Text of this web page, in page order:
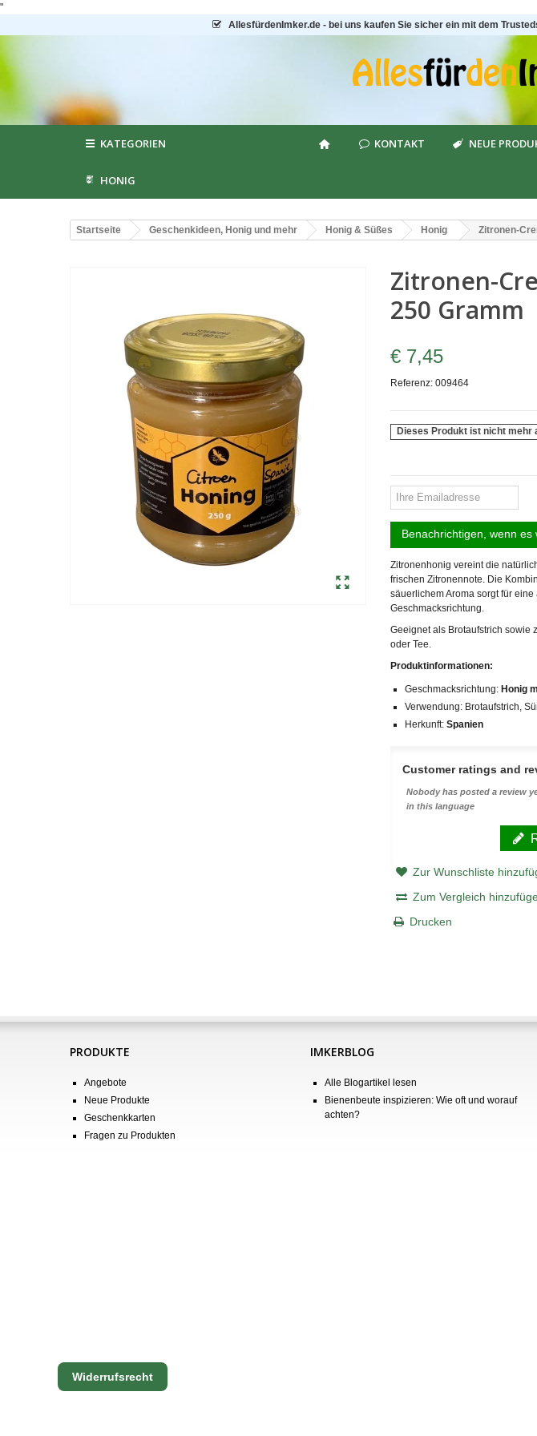
"
AllesfürdenImker.de - bei uns kaufen Sie sicher ein mit dem
KATEGORIEN KONTAKT NEUE
HONIG
Startseite Geschenkideen, Honig und mehr Honig & Süßes Honig Zitronen-
Zitronen-
250 Gramm
€ 7,45
Referenz: 009464
Dieses Produkt ist nicht mehr
Benachrichtigen, wenn es
Zitronenhonig vereint die
frischen Zitronennote. Die
säuerlichem Aroma sorgt für
Geschmacksrichtung.
Geeignet als Brotaufstrich sowie
oder Tee.
Produktinformationen:
Geschmacksrichtung: Honig
Verwendung: Brotaufstrich,
Herkunft: Spanien
Customer ratings and
Nobody has posted a review
in this language
Zur Wunschliste
Zum Vergleich
Drucken
PRODUKTE
Angebote
Neue Produkte
Geschenkkarten
Fragen zu Produkten
IMKERBLOG
Alle Blogartikel lesen
Bienenbeute inspizieren: Wie oft und worauf
achten?
Widerrufsrecht